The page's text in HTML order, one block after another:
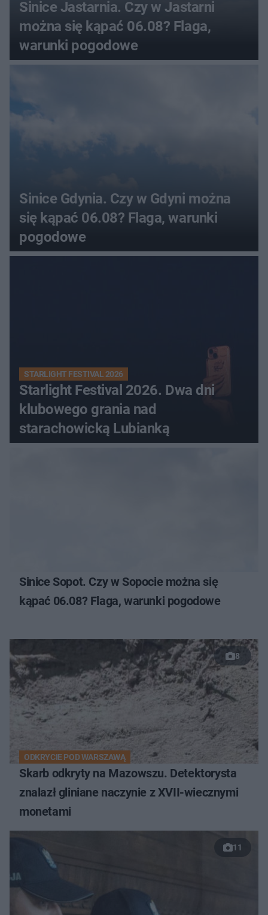
Sinice Jastarnia. Czy w Jastarni
można się kąpać 06.08? Flaga,
warunki pogodowe
Sinice Gdynia. Czy w Gdyni można
się kąpać 06.08? Flaga, warunki
pogodowe
STARLIGHT FESTIVAL 2026
Starlight Festival 2026. Dwa dni
klubowego grania nad
starachowicką Lubianką
Sinice Sopot. Czy w Sopocie można się
kąpać 06.08? Flaga, warunki pogodowe
8
ODKRYCIE POD WARSZAWĄ
Skarb odkryty na Mazowszu. Detektorysta
znalazł gliniane naczynie z XVII-wiecznymi
monetami
11